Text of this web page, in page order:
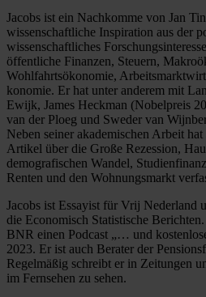
Jacobs ist ein Nachkomme von Jan
wissenschaftliche Inspiration aus der
wissenschaftliches
öffentliche Finanzen, Steuern,
Wohlfahrtsökonomie,
konomie. Er hat unter anderem mit
Ewijk, James Heckman (Nobelpreis
van der Ploeg und Sweder van
Neben seiner akademischen Arbeit
Artikel über die Große Rezession,
demografischen Wandel,
Renten und den Wohnungsmarkt
Jacobs ist Essayist für Vrij Nederland
die Economisch Statistische
BNR einen Podcast „… und
2023. Er ist auch Berater der
Regelmäßig schreibt er in Zeitungen
im Fernsehen zu sehen.